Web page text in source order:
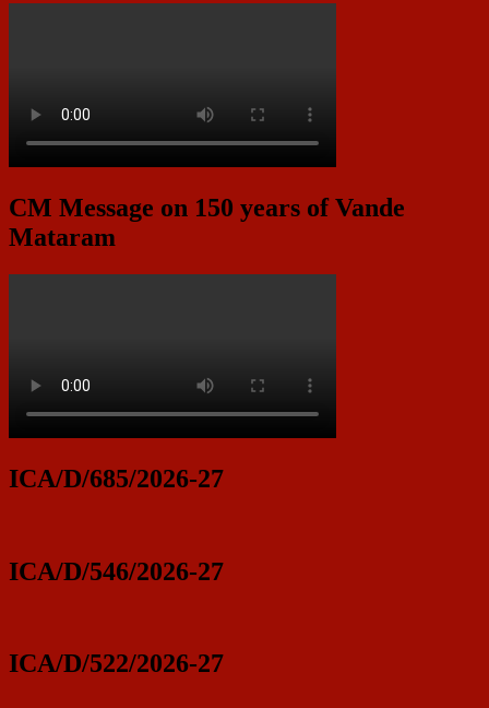
CM Message on 150 years of Vande
Mataram
ICA/D/685/2026-27
ICA/D/546/2026-27
ICA/D/522/2026-27